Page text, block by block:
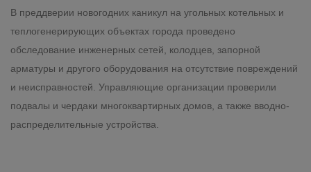
В преддверии новогодних каникул на угольных котельных и
теплогенерирующих объектах города проведено
обследование инженерных сетей, колодцев, запорной
арматуры и другого оборудования на отсутствие повреждений
и неисправностей. Управляющие организации проверили
подвалы и чердаки многоквартирных домов, а также вводно-
распределительные устройства.